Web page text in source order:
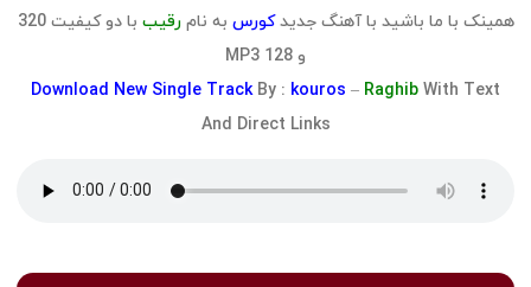
همینک با ما باشید با آهنگ جدیدکورس به نامرقیب
با دو کیفیت 320
و 128 MP3
Download New Single Track By : kouros – Raghib With Text
And Direct Links